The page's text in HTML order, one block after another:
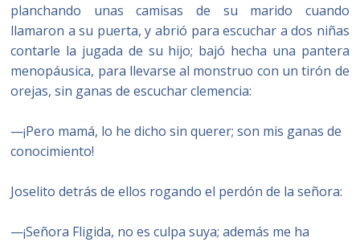
planchando unas camisas de su marido cuando
llamaron a su puerta, y abrió para escuchar a dos niñas
contarle la jugada de su hijo; bajó hecha una pantera
menopáusica, para llevarse al monstruo con un tirón de
orejas, sin ganas de escuchar clemencia:
—¡Pero mamá, lo he dicho sin querer; son mis ganas de
conocimiento!
Joselito detrás de ellos rogando el perdón de la señora:
—¡Señora Fligida, no es culpa suya; además me ha